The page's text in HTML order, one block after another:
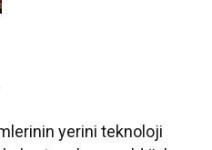
yerini teknoloji